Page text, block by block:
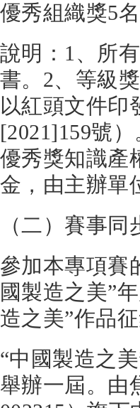
優秀組織獎5
說明：1、所
書。2、等級
以紅頭文件印
[2021]159號
優秀獎知識產
金，由主辦單
（二）賽事同
參加本專項賽
國製造之美”
造之美”作品征
“中國製造之
舉辦一屆。由